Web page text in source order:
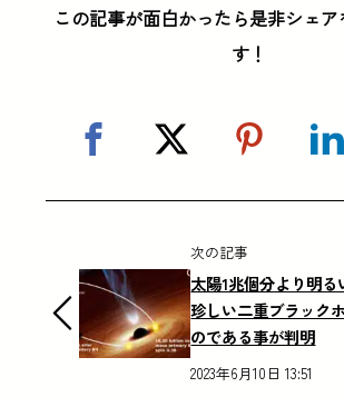
この記事が面白かったら是非シェ
す！
次の記事
太陽1兆個分より明る
珍しい二重ブラック
のである事が判明
2023年6月10日 13:51